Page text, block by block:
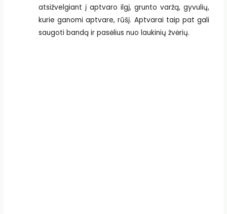
atsižvelgiant į aptvaro ilgį, grunto varžą, gyvulių,
kurie ganomi aptvare, rūšį. Aptvarai taip pat gali
saugoti bandą ir pasėlius nuo laukinių žvėrių.